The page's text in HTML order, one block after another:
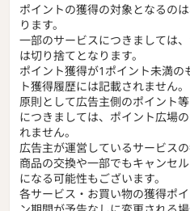
ポイントの獲得の対象となるの
ります。
一部のサービスにつきましては
は切り捨てとなります。
ポイント獲得が1ポイント未満
ト獲得履歴には記載されません。
原則として広告主側のポイント
につきましては、ポイント広場
れません。
広告主が運営しているサービス
商品の交換や一部でもキャンセ
になる可能性もございます。
各サービス・お買い物の獲得ポ